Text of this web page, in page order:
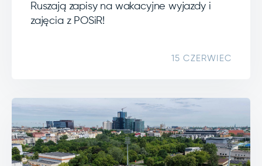
Ruszają zapisy na wakacyjne wyjazdy i
zajęcia z POSiR!
15 CZERWIEC